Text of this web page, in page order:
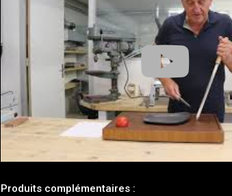
Produits complémentaires :